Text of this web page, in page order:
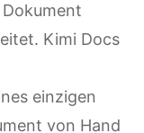
Kimi Docs
einzigen
von Hand